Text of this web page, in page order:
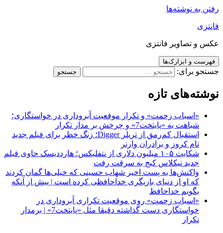
رفتن به نوشته‌ها
فانتزی
عکس و تصاویر فانتزی
فهرست و ابزارک‌ها
جستجو برای:
نوشته‌های تازه
«اسباب زحمت» و تکرار موقعیت آبروداری در خواستگاری؛
شباهت به «پایتخت7» و چرخش بر مدار تکرار
استقبال کم‌رمق از تریلر Digger؛ زنگ خطر برای فیلم جدید
تام کروز و برادران وارنر
شکایت ۱۰۵ میلیون دلاری از نتفلیکس؛ هارددیسک حاوی فیلم
جدید نیکلاس کیج به سرقت رفت
واکنش‌ها به پست اخیر شهاب حسینی که خیلی‌ها گمان کردند
که او از دنیای بازیگری خداحافظی کرده است | پیش از آنکه
بگویم خداحافظ
«اسباب زحمت» روی موقعیت تکراری آبروداری در
خواستگاری دست گذاشته دقیقا مثل «پایتخت7» | برمدار
تکرار